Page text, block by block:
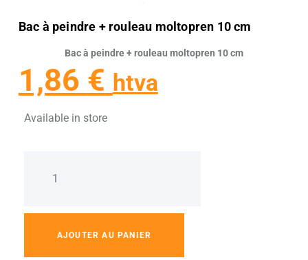
Bac à peindre + rouleau moltopren 10 cm
Bac à peindre + rouleau moltopren 10 cm
1,86 € htva
Available in store
AJOUTER AU PANIER